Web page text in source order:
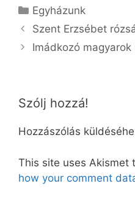
Kategória
Egyházunk
Szent Erzsébet
Imádkozó
Szólj hozzá!
Hozzászólás
This site uses Akismet
how your comment